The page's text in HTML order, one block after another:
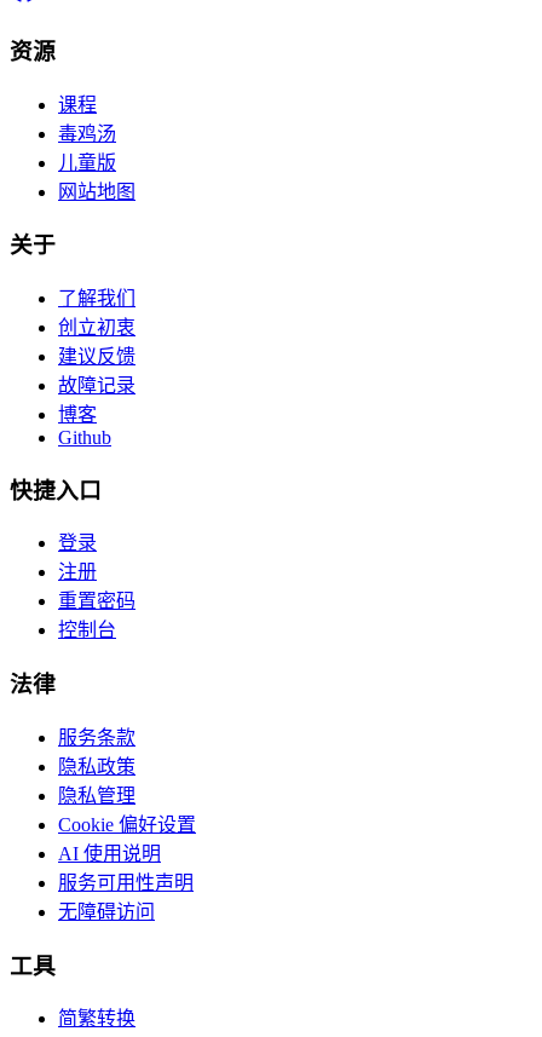
资源
课程
毒鸡汤
儿童版
网站地图
关于
了解我们
创立初衷
建议反馈
故障记录
博客
Github
快捷入口
登录
注册
重置密码
控制台
法律
服务条款
隐私政策
隐私管理
Cookie 偏好设置
AI 使用说明
服务可用性声明
无障碍访问
工具
简繁转换